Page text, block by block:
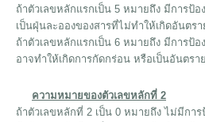
ถ้าตัวเลขหลักแรกเป็น 5 หมายถึง มีการป้
เป็นฝุ่นละอองของสารที่ไม่ทำให้เกิดอันตรา
ถ้าตัวเลขหลักแรกเป็น 6 หมายถึง มีการป้
อาจทำให้เกิดการกัดกร่อน หรือเป็นอันตรา
ความหมายของตัวเลขหลักที่ 2
ถ้าตัวเลขหลักที่ 2 เป็น 0 หมายถึง ไม่มีการ